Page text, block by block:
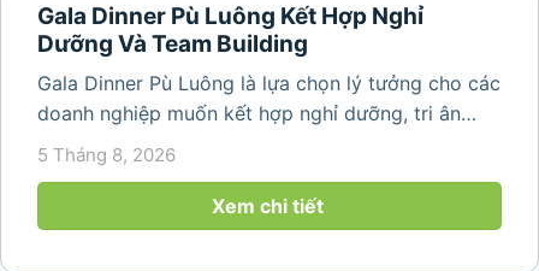
Gala Dinner Pù Luông Kết Hợp Nghỉ
Dưỡng Và Team Building
Gala Dinner Pù Luông là lựa chọn lý tưởng cho các
doanh nghiệp muốn kết hợp nghỉ dưỡng, tri ân
nhân viên và xây dựng tinh thần đồng đội trong
núi rừng hùng vĩ, không khí...
5 Tháng 8, 2026
Xem chi tiết